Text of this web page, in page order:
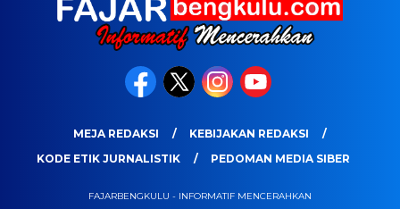
MEJA REDAKSI
KEBIJAKAN REDAKSI
KODE ETIK JURNALISTIK
PEDOMAN MEDIA SIBER
FAJARBENGKULU - INFORMATIF MENCERAHKAN